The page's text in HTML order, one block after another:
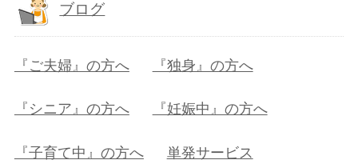
ブログ
『ご夫婦』の方へ 『独身』の方へ
『シニア』の方へ 『妊娠中』の方へ
『子育て中』の方へ 単発サービス